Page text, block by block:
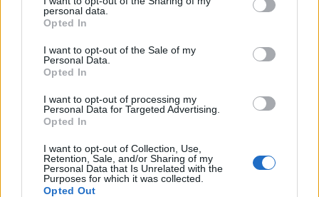
personal data.
Opted In
I want to opt-out of the Sale of my
Personal Data.
Opted In
I want to opt-out of processing my
Personal Data for Targeted Advertising.
Opted In
I want to opt-out of Collection, Use,
Retention, Sale, and/or Sharing of my
Personal Data that Is Unrelated with the
Purposes for which it was collected.
Opted Out
ΝΊΚΟΣ ΝΑΟΎΜ 31.7.2026
BUSINESS